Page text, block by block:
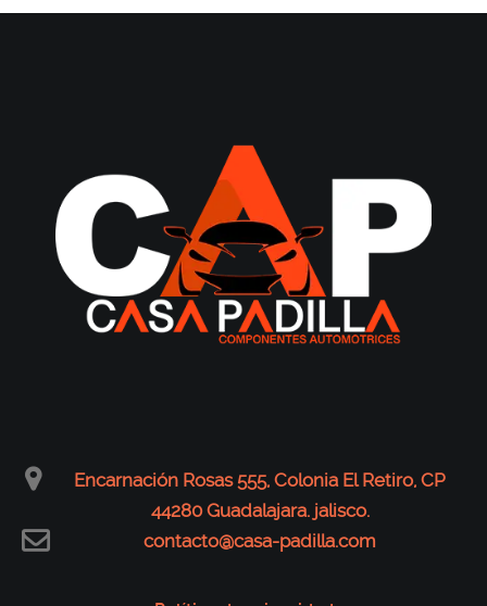
Encarnación Rosas 555, Colonia El Retiro, CP
44280 Guadalajara. jalisco.
contacto@casa-padilla.com